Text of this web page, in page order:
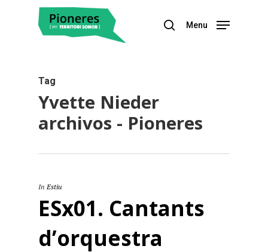
Menu
Tag
Yvette Nieder
archivos - Pioneres
In Estiu
ESx01. Cantants
d’orquestra